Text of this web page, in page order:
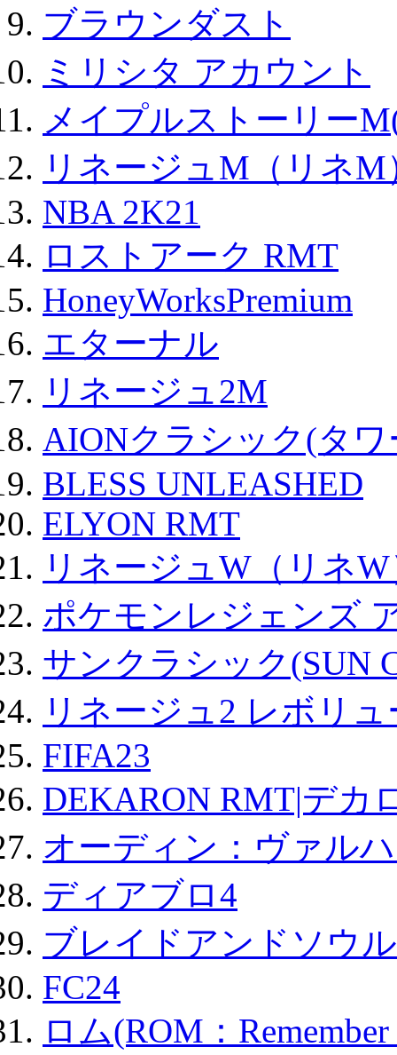
ブラウンダスト
ミリシタ アカウント
メイプルストーリー
リネージュM（リネM
NBA 2K21
ロストアーク RMT
HoneyWorksPremium
エターナル
リネージュ2M
AIONクラシック(タ
BLESS UNLEASHED
ELYON RMT
リネージュW（リネ
ポケモンレジェンズ
サンクラシック(SUN
リネージュ2 レボリ
FIFA23
DEKARON RMT|デカ
オーディン：ヴァル
ディアブロ4
ブレイドアンドソウ
FC24
ロム(ROM：